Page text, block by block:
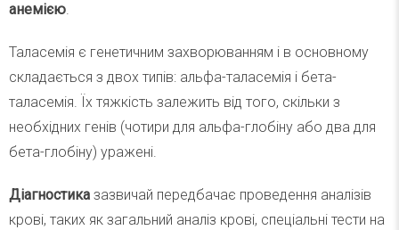
анемією.
Таласемія є генетичним захворюванням і в основному
складається з двох типів: альфа-таласемія і бета-
таласемія. Їх тяжкість залежить від того, скільки з
необхідних генів (чотири для альфа-глобіну або два для
бета-глобіну) уражені.
Діагностика зазвичай передбачає проведення аналізів
крові, таких як загальний аналіз крові, спеціальні тести на